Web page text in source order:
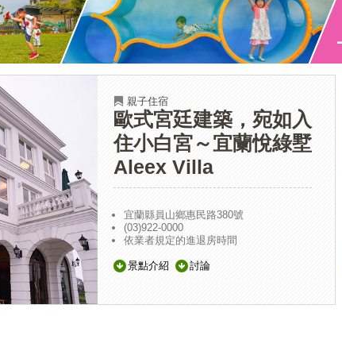
親子住宿
歐式宮廷建築，宛如入
住小白宮～宜蘭悅綠墅
Aleex Villa
宜蘭縣員山鄉惠民路380號
(03)922-0000
依業者規定的進退房時間
景點介紹 討論